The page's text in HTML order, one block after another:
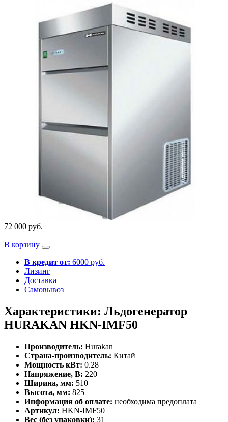
72 000 руб.
В корзину
В кредит от: 6000 руб.
Лизинг
Доставка
Самовывоз
Характеристики: Льдогенератор
HURAKAN HKN-IMF50
Производитель: Hurakan
Страна-производитель: Китай
Мощность кВт: 0.28
Напряжение, В: 220
Ширина, мм: 510
Высота, мм: 825
Информация об оплате: необходима предоплата
Артикул: HKN-IMF50
Вес (без упаковки): 31